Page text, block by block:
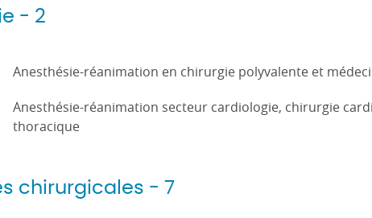
- 2
Anesthésie-réanimation en chirurgie polyvalente et
Anesthésie-réanimation secteur cardiologie, chirurgie
thoracique
chirurgicales - 7